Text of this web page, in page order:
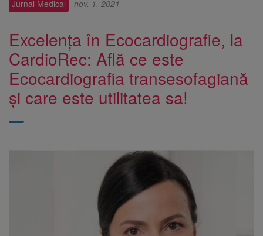
Jurnal Medical nov. 1, 2021
Excelența în Ecocardiografie, la
CardioRec: Află ce este
Ecocardiografia transesofagiană
și care este utilitatea sa!